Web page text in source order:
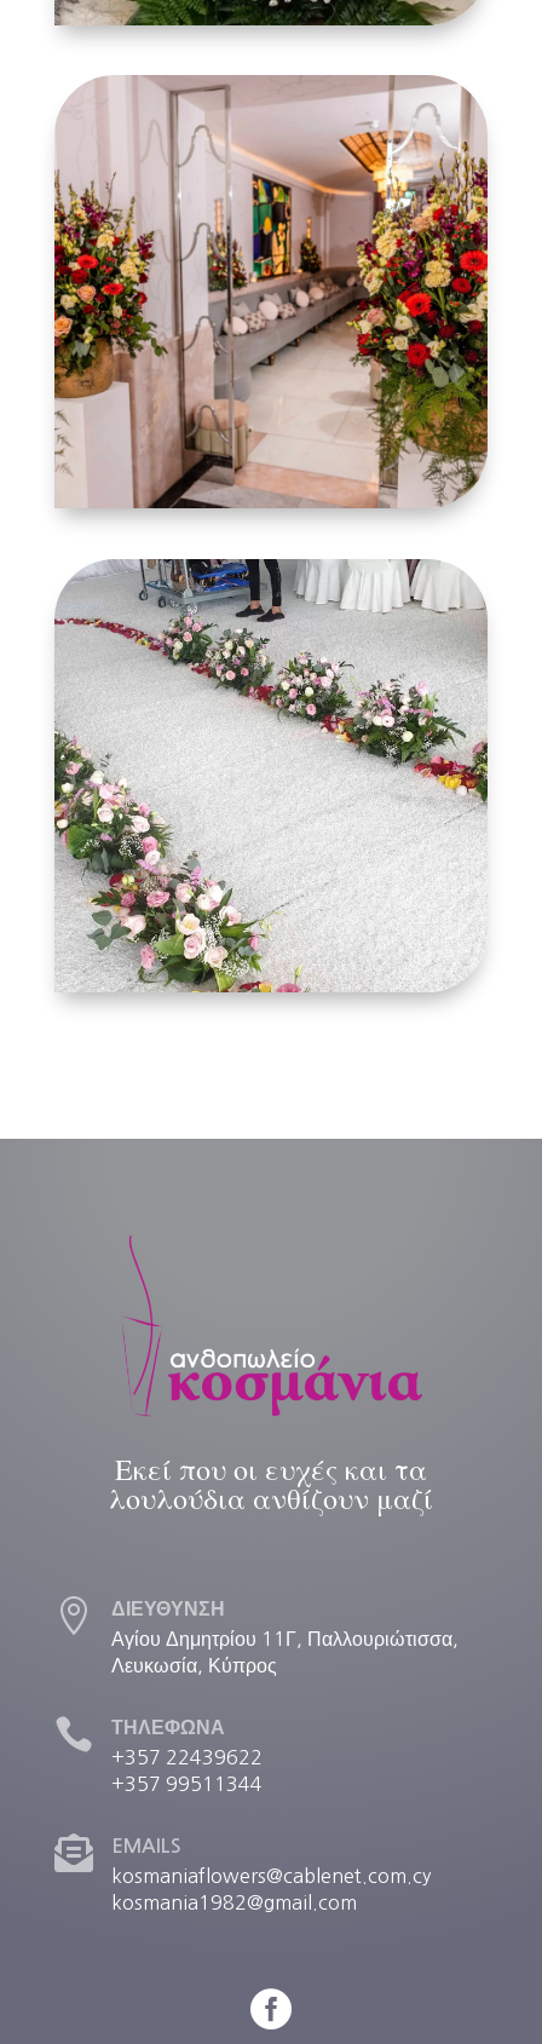
Εκεί που οι ευχές και τα
λουλούδια ανθίζουν μαζί
 ΔΙΕΥΘΥΝΣΗ
Αγίου Δημητρίου 11Γ, Παλλουριώτισσα,
Λευκωσία, Κύπρος
 ΤΗΛΕΦΩΝΑ
+357 22439622
+357 99511344
 EMAILS
kosmaniaflowers@cablenet.com.cy
kosmania1982@gmail.com
